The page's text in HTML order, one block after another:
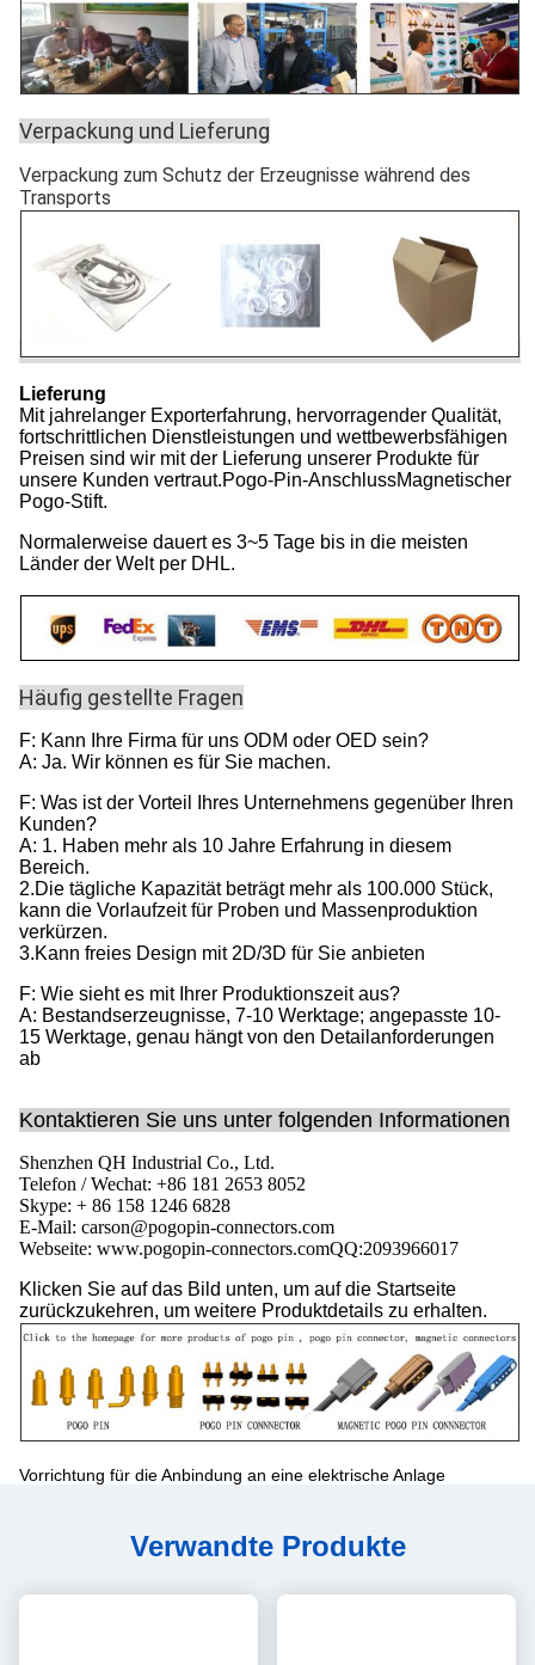
Verpackung und Lieferung
Verpackung zum Schutz der Erzeugnisse während des
Transports
Lieferung
Mit jahrelanger Exporterfahrung, hervorragender Qualität,
fortschrittlichen Dienstleistungen und wettbewerbsfähigen
Preisen sind wir mit der Lieferung unserer Produkte für
unsere Kunden vertraut.Pogo-Pin-AnschlussMagnetischer
Pogo-Stift.
Normalerweise dauert es 3~5 Tage bis in die meisten
Länder der Welt per DHL.
Häufig gestellte Fragen
F: Kann Ihre Firma für uns ODM oder OED sein?
A: Ja. Wir können es für Sie machen.
F: Was ist der Vorteil Ihres Unternehmens gegenüber Ihren
Kunden?
A: 1. Haben mehr als 10 Jahre Erfahrung in diesem
Bereich.
2.Die tägliche Kapazität beträgt mehr als 100.000 Stück,
kann die Vorlaufzeit für Proben und Massenproduktion
verkürzen.
3.Kann freies Design mit 2D/3D für Sie anbieten
F: Wie sieht es mit Ihrer Produktionszeit aus?
A: Bestandserzeugnisse, 7-10 Werktage; angepasste 10-
15 Werktage, genau hängt von den Detailanforderungen
ab
Kontaktieren Sie uns unter folgenden Informationen
Shenzhen QH Industrial Co., Ltd.
Telefon / Wechat: +86 181 2653 8052
Skype: + 86 158 1246 6828
E-Mail: carson@pogopin-connectors.com
Webseite: www.pogopin-connectors.comQQ:2093966017
Klicken Sie auf das Bild unten, um auf die Startseite
zurückzukehren, um weitere Produktdetails zu erhalten.
Vorrichtung für die Anbindung an eine elektrische Anlage
Verwandte Produkte